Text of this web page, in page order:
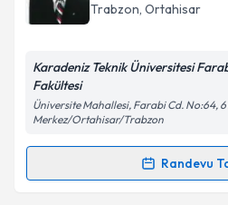
Trabzon, Ortahisar
Karadeniz Teknik Üniversitesi
Fakültesi
Üniversite Mahallesi, Farabi Cd. No:64,
Merkez/Ortahisar/Trabzon
Randevu
Randevu Takvimi Talebi